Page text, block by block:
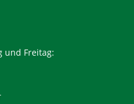
und Freitag: